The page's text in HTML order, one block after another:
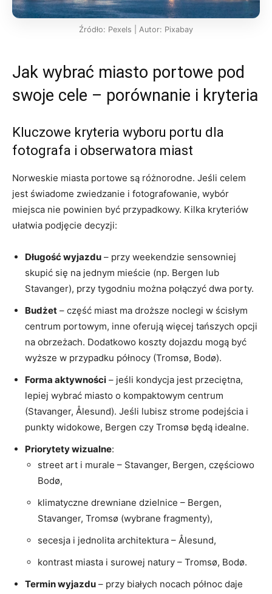
Źródło: Pexels | Autor: Pixabay
Jak wybrać miasto portowe pod
swoje cele – porównanie i kryteria
Kluczowe kryteria wyboru portu dla
fotografa i obserwatora miast
Norweskie miasta portowe są różnorodne. Jeśli celem
jest świadome zwiedzanie i fotografowanie, wybór
miejsca nie powinien być przypadkowy. Kilka kryteriów
ułatwia podjęcie decyzji:
Długość wyjazdu – przy weekendzie sensowniej
skupić się na jednym mieście (np. Bergen lub
Stavanger), przy tygodniu można połączyć dwa porty.
Budżet – część miast ma droższe noclegi w ścisłym
centrum portowym, inne oferują więcej tańszych opcji
na obrzeżach. Dodatkowo koszty dojazdu mogą być
wyższe w przypadku północy (Tromsø, Bodø).
Forma aktywności – jeśli kondycja jest przeciętna,
lepiej wybrać miasto o kompaktowym centrum
(Stavanger, Ålesund). Jeśli lubisz strome podejścia i
punkty widokowe, Bergen czy Tromsø będą idealne.
Priorytety wizualne:
street art i murale – Stavanger, Bergen, częściowo
Bodø,
klimatyczne drewniane dzielnice – Bergen,
Stavanger, Tromsø (wybrane fragmenty),
secesja i jednolita architektura – Ålesund,
kontrast miasta i surowej natury – Tromsø, Bodø.
Termin wyjazdu – przy białych nocach północ daje